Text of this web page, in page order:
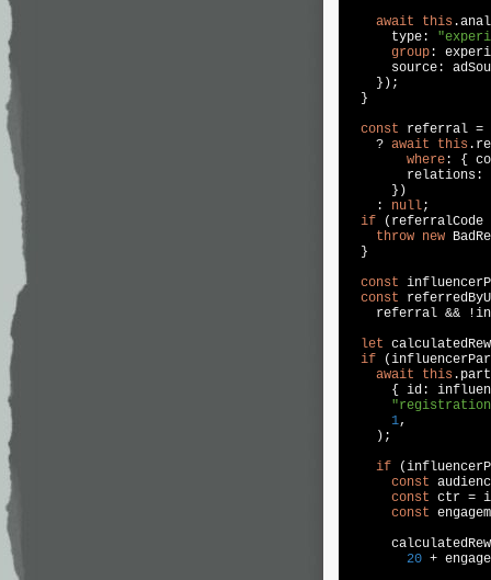
await
this
      type:
group:
source:
    });
  }
const referral =
    ?
await this
where: {
relations:
      })
    :
null;
if
throw new
  }
const
const
referral &&
let
if
await
this
{ id:
1,
    );
if
const
const ctr =
const
20 +